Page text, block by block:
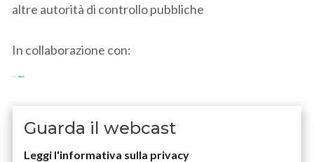
altre autorità di controllo pubbliche
In collaborazione con:
Guarda il webcast
Leggi l'informativa sulla privacy